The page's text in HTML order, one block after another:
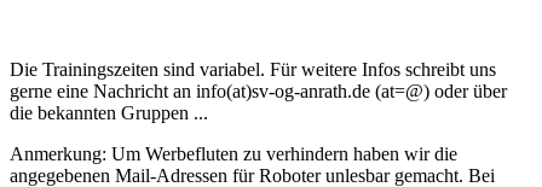
Die Trainingszeiten sind variabel. Für weitere Infos schreibt uns
gerne eine Nachricht an info(at)sv-og-anrath.de (at=@) oder über
die bekannten Gruppen ...
Anmerkung: Um Werbefluten zu verhindern haben wir die
angegebenen Mail-Adressen für Roboter unlesbar gemacht. Bei